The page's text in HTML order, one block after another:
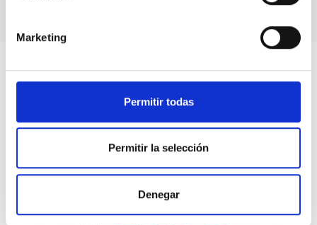
Marketing
Permitir todas
Permitir la selección
Denegar